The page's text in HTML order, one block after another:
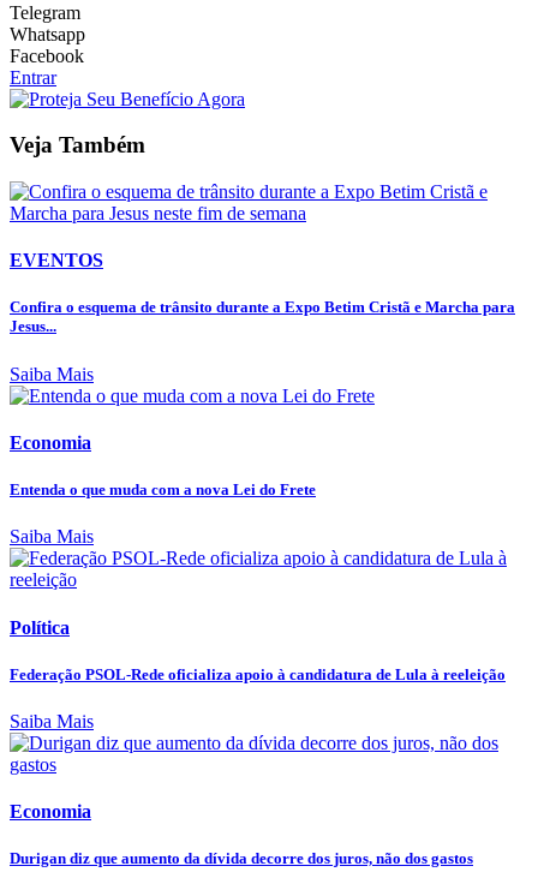
Telegram
Whatsapp
Facebook
Entrar
Veja Também
EVENTOS
Confira o esquema de trânsito durante a Expo Betim Cristã e Marcha para
Jesus...
Saiba Mais
Economia
Entenda o que muda com a nova Lei do Frete
Saiba Mais
Política
Federação PSOL-Rede oficializa apoio à candidatura de Lula à reeleição
Saiba Mais
Economia
Durigan diz que aumento da dívida decorre dos juros, não dos gastos